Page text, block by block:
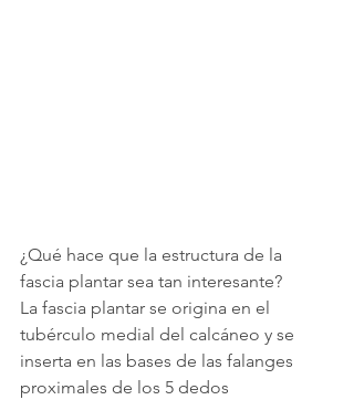
¿Qué hace que la estructura de la
fascia plantar sea tan interesante?
La fascia plantar se origina en el
tubérculo medial del calcáneo y se
inserta en las bases de las falanges
proximales de los 5 dedos